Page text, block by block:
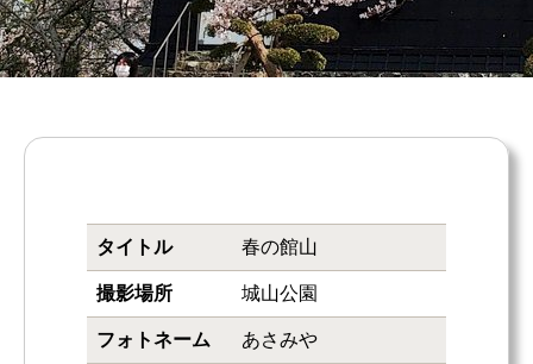
タイトル 春の館山
撮影場所 城山公園
フォトネーム あさみや